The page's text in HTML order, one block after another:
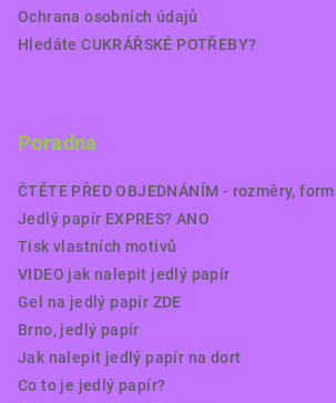
Ochrana osobních údajů
Hledáte CUKRÁŘSKÉ POTŘEBY?
Poradna
ČTĚTE PŘED OBJEDNÁNÍM - rozměry,
Jedlý papír EXPRES? ANO
Tisk vlastních motivů
VIDEO jak nalepit jedlý papír
Gel na jedlý papír ZDE
Brno, jedlý papír
Jak nalepit jedlý papír na dort
Co to je jedlý papír?